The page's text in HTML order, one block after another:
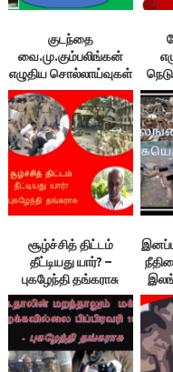
குடந்தை
வை.மு.கும்பலிங்கன்
எழுதிய சொல்லாய்வுகள்
– நூலாய்வு: 1.
இலக்குவனார்
திருவள்ளுவன்
சூழ்ச்சித் திட்டம்
தீட்டியது யார்? –
புகழேந்தி தங்கராசு